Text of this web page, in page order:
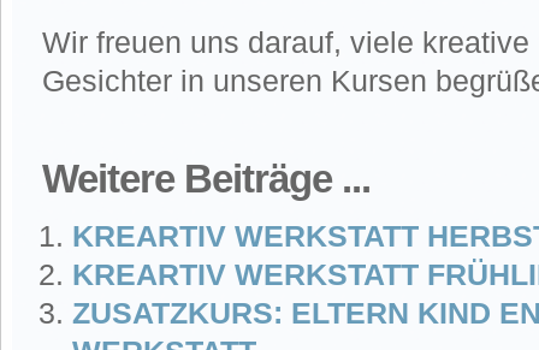
Wir freuen uns darauf, viele
Gesichter in unseren Kursen
Weitere Beiträge ...
KREARTIV WERKSTATT
KREARTIV WERKSTATT
ZUSATZKURS: ELTERN KIND